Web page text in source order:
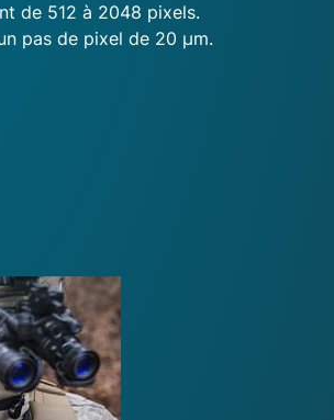
de 512 à 2048 pixels.
pas de pixel de 20 µm.